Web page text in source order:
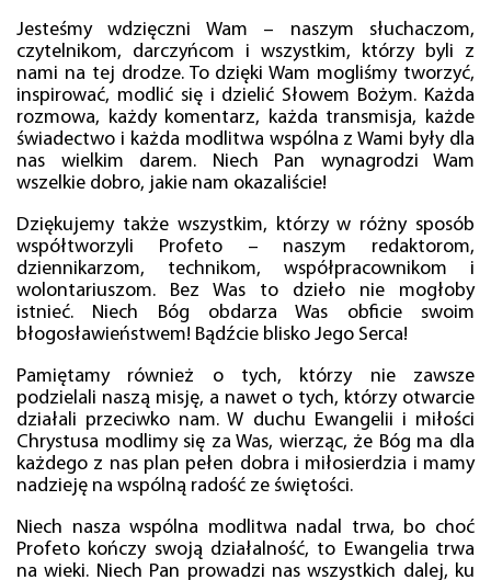
Jesteśmy wdzięczni Wam – naszym słuchaczom,
czytelnikom, darczyńcom i wszystkim, którzy byli z
nami na tej drodze. To dzięki Wam mogliśmy tworzyć,
inspirować, modlić się i dzielić Słowem Bożym. Każda
rozmowa, każdy komentarz, każda transmisja, każde
świadectwo i każda modlitwa wspólna z Wami były dla
nas wielkim darem. Niech Pan wynagrodzi Wam
wszelkie dobro, jakie nam okazaliście!
Dziękujemy także wszystkim, którzy w różny sposób
współtworzyli Profeto – naszym redaktorom,
dziennikarzom, technikom, współpracownikom i
wolontariuszom. Bez Was to dzieło nie mogłoby
istnieć. Niech Bóg obdarza Was obficie swoim
błogosławieństwem! Bądźcie blisko Jego Serca!
Pamiętamy również o tych, którzy nie zawsze
podzielali naszą misję, a nawet o tych, którzy otwarcie
działali przeciwko nam. W duchu Ewangelii i miłości
Chrystusa modlimy się za Was, wierząc, że Bóg ma dla
każdego z nas plan pełen dobra i miłosierdzia i mamy
nadzieję na wspólną radość ze świętości.
Niech nasza wspólna modlitwa nadal trwa, bo choć
Profeto kończy swoją działalność, to Ewangelia trwa
na wieki. Niech Pan prowadzi nas wszystkich dalej, ku